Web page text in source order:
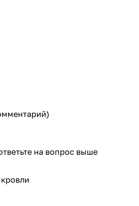
на вопрос выше